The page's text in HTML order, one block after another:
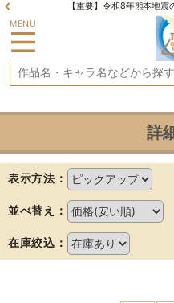
【重要】令和8年熊本地
MENU
詳
表示方法：
並べ替え：
在庫絞込：